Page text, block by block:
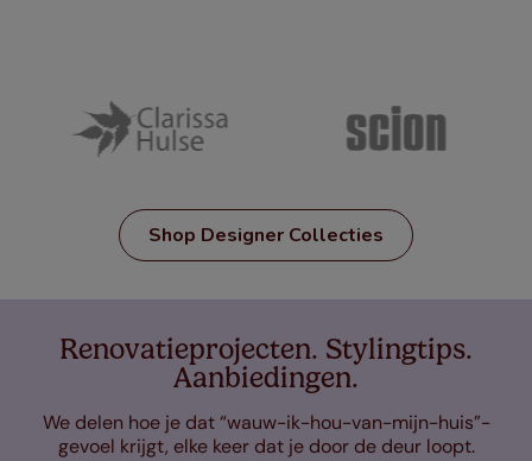
Shop Designer Collecties
Renovatieprojecten. Stylingtips.
Aanbiedingen.
We delen hoe je dat “wauw-ik-hou-van-mijn-huis”-
gevoel krijgt, elke keer dat je door de deur loopt.